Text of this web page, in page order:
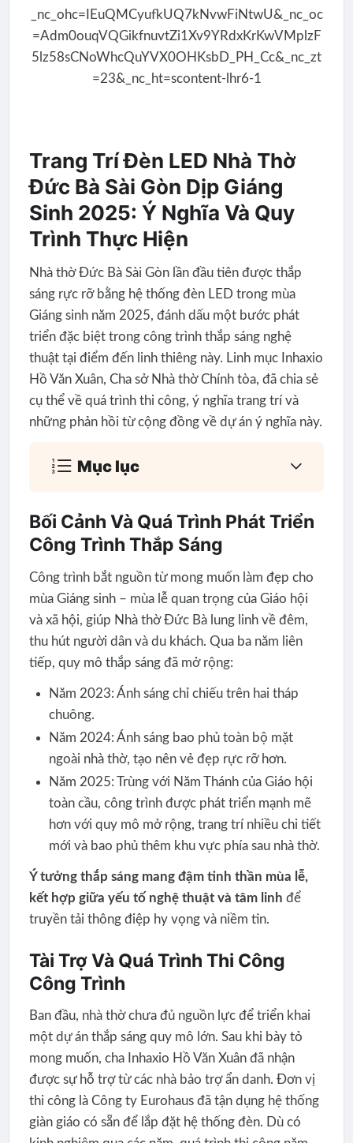
Trang Trí Đèn LED Nhà Thờ
Đức Bà Sài Gòn Dịp Giáng
Sinh 2025: Ý Nghĩa Và Quy
Trình Thực Hiện
Nhà thờ Đức Bà Sài Gòn lần đầu tiên được thắp
sáng rực rỡ bằng hệ thống đèn LED trong mùa
Giáng sinh năm 2025, đánh dấu một bước phát
triển đặc biệt trong công trình thắp sáng nghệ
thuật tại điểm đến linh thiêng này. Linh mục Inhaxio
Hồ Văn Xuân, Cha sở Nhà thờ Chính tòa, đã chia sẻ
cụ thể về quá trình thi công, ý nghĩa trang trí và
những phản hồi từ cộng đồng về dự án ý nghĩa này.
Mục lục
Bối Cảnh Và Quá Trình Phát Triển
Công Trình Thắp Sáng
Công trình bắt nguồn từ mong muốn làm đẹp cho
mùa Giáng sinh – mùa lễ quan trọng của Giáo hội
và xã hội, giúp Nhà thờ Đức Bà lung linh về đêm,
thu hút người dân và du khách. Qua ba năm liên
tiếp, quy mô thắp sáng đã mở rộng:
Năm 2023: Ánh sáng chỉ chiếu trên hai tháp
chuông.
Năm 2024: Ánh sáng bao phủ toàn bộ mặt
ngoài nhà thờ, tạo nên vẻ đẹp rực rỡ hơn.
Năm 2025: Trùng với Năm Thánh của Giáo hội
toàn cầu, công trình được phát triển mạnh mẽ
hơn với quy mô mở rộng, trang trí nhiều chi tiết
mới và bao phủ thêm khu vực phía sau nhà thờ.
Ý tưởng thắp sáng mang đậm tinh thần mùa lễ,
kết hợp giữa yếu tố nghệ thuật và tâm linh để
truyền tải thông điệp hy vọng và niềm tin.
Tài Trợ Và Quá Trình Thi Công
Công Trình
Ban đầu, nhà thờ chưa đủ nguồn lực để triển khai
một dự án thắp sáng quy mô lớn. Sau khi bày tỏ
mong muốn, cha Inhaxio Hồ Văn Xuân đã nhận
được sự hỗ trợ từ các nhà bảo trợ ẩn danh. Đơn vị
thi công là Công ty Eurohaus đã tận dụng hệ thống
giàn giáo có sẵn để lắp đặt hệ thống đèn. Dù có